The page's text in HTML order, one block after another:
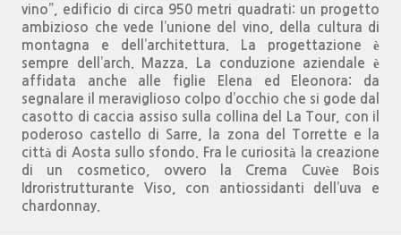
vino”, edificio di circa 950 metri quadrati: un progetto
ambizioso che vede l’unione del vino, della cultura di
montagna e dell’architettura. La progettazione è
sempre dell’arch. Mazza. La conduzione aziendale è
affidata anche alle figlie Elena ed Eleonora: da
segnalare il meraviglioso colpo d’occhio che si gode dal
casotto di caccia assiso sulla collina del La Tour, con il
poderoso castello di Sarre, la zona del Torrette e la
città di Aosta sullo sfondo. Fra le curiosità la creazione
di un cosmetico, ovvero la Crema Cuvèe Bois
Idroristrutturante Viso, con antiossidanti dell’uva e
chardonnay.